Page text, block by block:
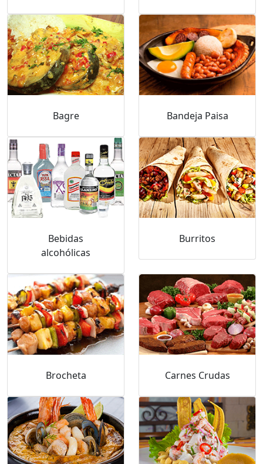
Bagre Bandeja Paisa
Bebidas
alcohólicas
Burritos
Brocheta Carnes Crudas